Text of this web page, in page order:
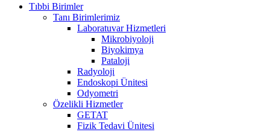
Tıbbi Birimler
Tanı Birimlerimiz
Laboratuvar Hizmetleri
Mikrobiyoloji
Biyokimya
Pataloji
Radyoloji
Endoskopi Ünitesi
Odyometri
Özelikli Hizmetler
GETAT
Fizik Tedavi Ünitesi